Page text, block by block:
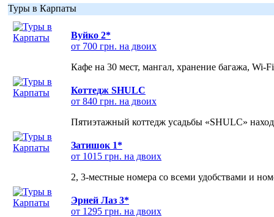
Туры в Карпаты
Вуйко 2*
от 700 грн. на двоих
Кафе на 30 мест, мангал, хранение багажа, Wi-
Коттедж SHULC
от 840 грн. на двоих
Пятиэтажный коттедж усадьбы «SHULC»
Затишок 1*
от 1015 грн. на двоих
2, 3-местные номера со всеми удобствами и
Эрней Лаз 3*
от 1295 грн. на двоих